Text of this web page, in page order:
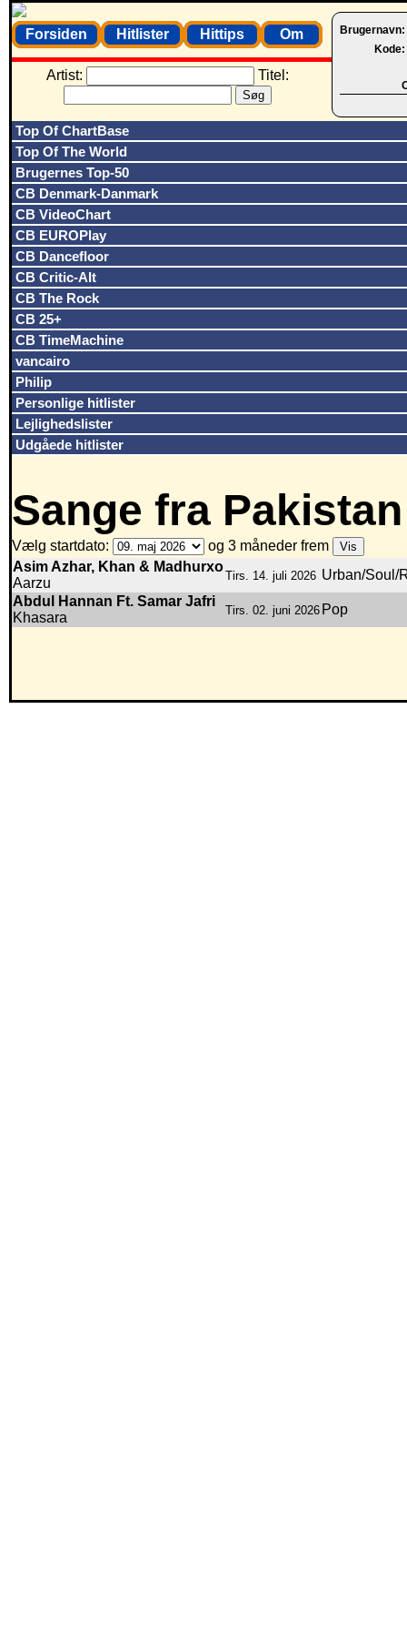
Brugernavn:
Kode:
Forsiden Hitlister Hittips Om
Artist: Titel:
Top Of ChartBase
Top Of The World
Brugernes Top-50
CB Denmark-Danmark
CB VideoChart
CB EUROPlay
CB Dancefloor
CB Critic-Alt
CB The Rock
CB 25+
CB TimeMachine
vancairo
Philip
Personlige hitlister
Lejlighedslister
Udgåede hitlister
Sange fra Pakistan
Vælg startdato:
og 3 måneder frem
Asim Azhar, Khan & Madhurxo
Aarzu
Tirs. 14. juli 2026 Urban/Soul/
Abdul Hannan Ft. Samar Jafri
Khasara
Tirs. 02. juni 2026 Pop